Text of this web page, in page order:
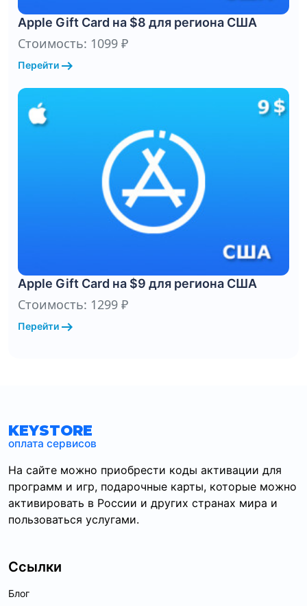
Apple Gift Card на $8 для региона США
Стоимость: 1099 ₽
Перейти arrow_right_alt
Apple Gift Card на $9 для региона США
Стоимость: 1299 ₽
Перейти arrow_right_alt
KEYSTORE
оплата сервисов
На сайте можно приобрести коды активации для
программ и игр, подарочные карты, которые можно
активировать в России и других странах мира и
пользоваться услугами.
Ссылки
Блог